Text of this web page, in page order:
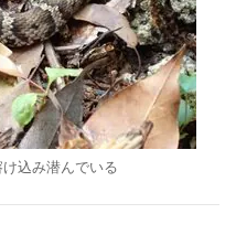
込み潜んでいる